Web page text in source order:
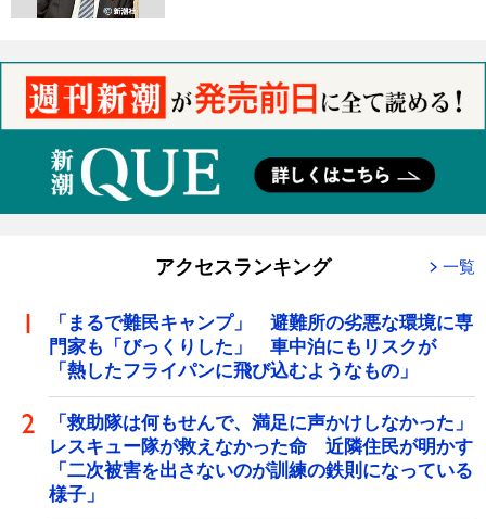
アクセスランキング 一覧
「まるで難民キャンプ」 避難所の劣悪な環境に専
門家も「びっくりした」 車中泊にもリスクが
「熱したフライパンに飛び込むようなもの」
「救助隊は何もせんで、満足に声かけしなかった」
レスキュー隊が救えなかった命 近隣住民が明かす
「二次被害を出さないのが訓練の鉄則になっている
様子」